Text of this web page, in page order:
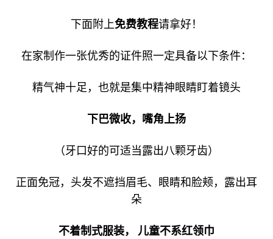
下面附上免费教程请拿好！
在家制作一张优秀的证件照一定具备以下条件：
精气神十足，也就是集中精神眼睛盯着镜头
下巴微收，嘴角上扬
（牙口好的可适当露出八颗牙齿）
正面免冠，头发不遮挡眉毛、眼睛和脸颊，露出耳
朵
不着制式服装， 儿童不系红领巾